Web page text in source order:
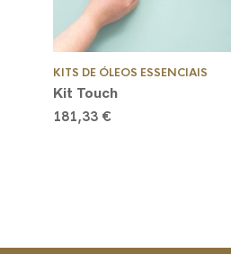
KITS DE ÓLEOS ESSENCIAIS
Kit Touch
181,33 €